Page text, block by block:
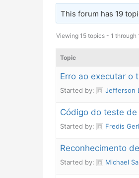
This forum has 19
Viewing 15 topics - 1 through
Topic
Erro ao executar o
Started by: Jefferson
Código do teste
Started by: Fredis
Reconhecimento
Started by: Michael